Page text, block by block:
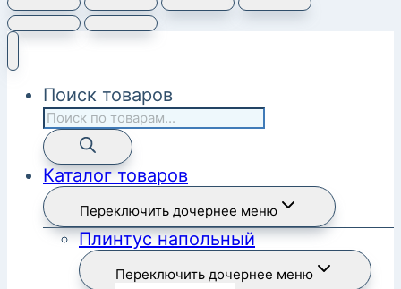
Поиск товаров
Каталог товаров
Переключить дочернее меню
Плинтус напольный
Переключить дочернее меню